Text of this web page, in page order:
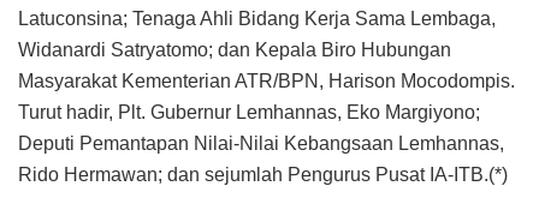
Latuconsina; Tenaga Ahli Bidang Kerja Sama Lembaga,
Widanardi Satryatomo; dan Kepala Biro Hubungan
Masyarakat Kementerian ATR/BPN, Harison Mocodompis.
Turut hadir, Plt. Gubernur Lemhannas, Eko Margiyono;
Deputi Pemantapan Nilai-Nilai Kebangsaan Lemhannas,
Rido Hermawan; dan sejumlah Pengurus Pusat IA-ITB.(*)